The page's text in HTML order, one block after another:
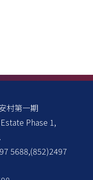
村第一期
Phase 1,
5688,(852)2497